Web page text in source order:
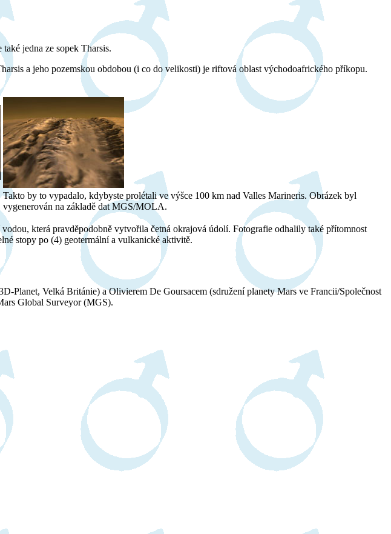
jedna ze sopek Tharsis.
a jeho pozemskou obdobou (i co do velikosti) je riftová oblast východoafrického příkopu.
Takto by to vypadalo, kdybyste prolétali ve výšce 100 km nad Valles Marineris. Obrázek byl
vygenerován na základě dat MGS/MOLA.
která pravděpodobně vytvořila četná okrajová údolí. Fotografie odhalily také přítomnost
stopy po (4) geotermální a vulkanické aktivitě.
Planet, Velká Británie) a Olivierem De Goursacem (sdružení planety Mars ve Francii/Společnost
Global Surveyor (MGS).